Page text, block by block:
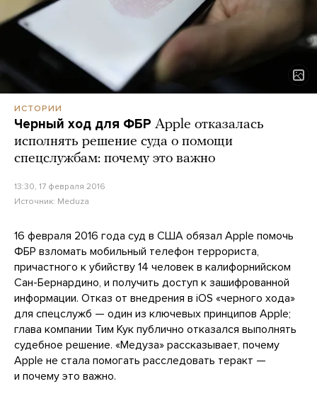
ИСТОРИИ
Черный ход для ФБР Apple отказалась
исполнять решение суда о помощи
спецслужбам: почему это важно
13:30, 17 февраля 2016
Источник: Meduza
16 февраля 2016 года суд в США обязал Apple помочь
ФБР взломать мобильный телефон террориста,
причастного к убийству 14 человек в калифорнийском
Сан-Бернардино, и получить доступ к зашифрованной
информации. Отказ от внедрения в iOS «черного хода»
для спецслужб — один из ключевых принципов Apple;
глава компании Тим Кук публично отказался выполнять
судебное решение. «Медуза» рассказывает, почему
Apple не стала помогать расследовать теракт —
и почему это важно.